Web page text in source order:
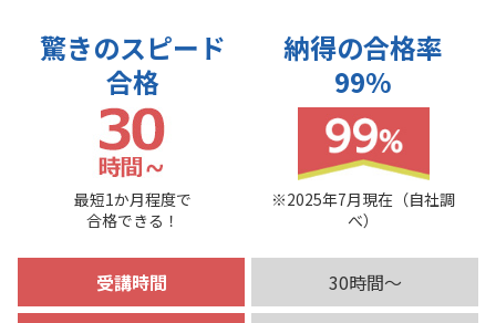
驚きのスピード
合格
最短1か月程度で
合格できる！
納得の合格率
99%
※2025年7月現在（自社調
べ）
受講時間 30時間～